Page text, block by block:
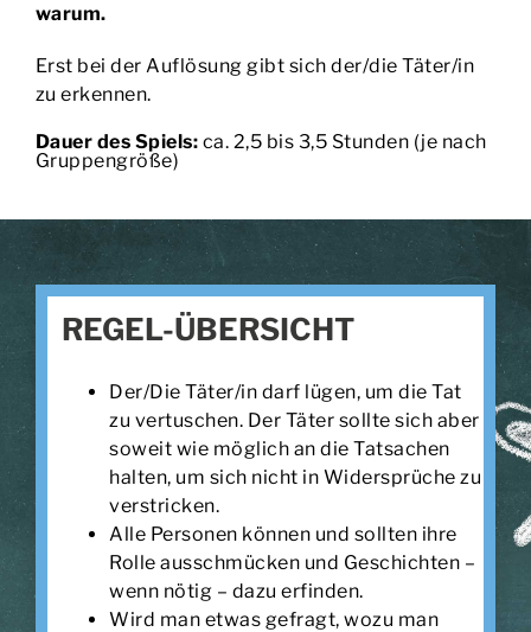
warum.
Erst bei der Auflösung gibt sich der/die Täter/in
zu erkennen.
Dauer des Spiels: ca. 2,5 bis 3,5 Stunden (je nach
Gruppengröße)
REGEL-ÜBERSICHT
Der/Die Täter/in darf lügen, um die Tat
zu vertuschen. Der Täter sollte sich aber
soweit wie möglich an die Tatsachen
halten, um sich nicht in Widersprüche zu
verstricken.
Alle Personen können und sollten ihre
Rolle ausschmücken und Geschichten –
wenn nötig – dazu erfinden.
Wird man etwas gefragt, wozu man